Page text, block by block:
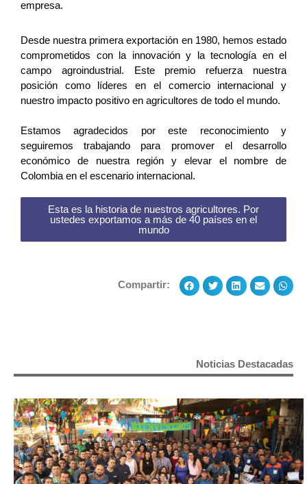
empresa.
Desde nuestra primera exportación en 1980, hemos estado
comprometidos con la innovación y la tecnología en el
campo agroindustrial. Este premio refuerza nuestra
posición como líderes en el comercio internacional y
nuestro impacto positivo en agricultores de todo el mundo.
Estamos agradecidos por este reconocimiento y
seguiremos trabajando para promover el desarrollo
económico de nuestra región y elevar el nombre de
Colombia en el escenario internacional.
Esta es la historia de nuestros agricultores. Por
ustedes exportamos a más de 40 países en el
mundo
Compartir:
Noticias Destacadas